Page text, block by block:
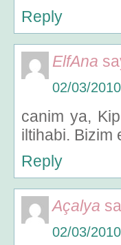
Reply
ElfAna
02/03/
canim ya,
iltihabi. Bizim
Reply
Açalya
02/03/